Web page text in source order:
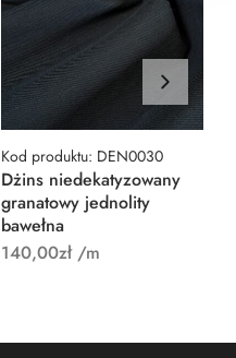
Kod produktu: DEN0030
Dżins niedekatyzowany
granatowy jednolity
bawełna
140,00zł/m